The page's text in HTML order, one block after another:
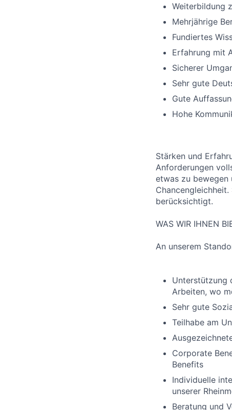
Weiterbildung
Mehrjährige
Fundiertes
Erfahrung mit
Sicherer
Sehr gute
Gute
Hohe
Stärken und
Anforderungen
etwas zu bewegen
berücksichtigt.
WAS WIR IHNEN
An unserem
Unterstützung
Arbeiten, wo
Sehr gute
Teilhabe am
Corporate
Benefits
Individuelle
unserer
Beratung und